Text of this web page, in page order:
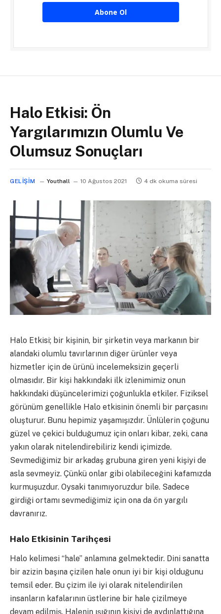
Abone Ol
Halo Etkisi: Ön
Yargılarımızın Olumlu Ve
Olumsuz Sonuçları
GELIŞIM Youthall 10 Ağustos 2021 4 dk okuma süresi
Halo Etkisi; bir kişinin, bir şirketin veya markanın bir
alandaki olumlu tavırlarının diğer ürünler veya
hizmetler için de ürünü incelemeksizin geçerli
olmasıdır. Bir kişi hakkındaki ilk izlenimimiz onun
hakkındaki düşüncelerimizi çoğunlukla etkiler. Fiziksel
görünüm genellikle Halo etkisinin önemli bir parçasını
oluşturur. Bunu hepimiz yaşamışızdır. Ünlülerin çoğunu
güzel ve çekici bulduğumuz için onları kibar, zeki, cana
yakın olarak nitelendirebiliriz kendi içimizde.
Sevmediğimiz bir arkadaş grubuna giren yeni kişiyi de
asla sevmeyiz. Çünkü onlar gibi olabileceğini kafamızda
kurmuşuzdur. Oysaki tanımıyoruzdur bile. Sadece
girdiği ortamı sevmediğimiz için ona da ön yargılı
davranırız.
Halo Etkisinin Tarihçesi
Halo kelimesi “hale” anlamına gelmektedir. Dini sanatta
bir azizin başına çizilen hale onun iyi bir kişi olduğunu
temsil eder. Bu çizim ile iyi olarak nitelendirilen
insanların kafalarının üstlerine bir hale çizilmeye
devam edilmiş. Halenin ışığının kişiyi de aydınlattığına